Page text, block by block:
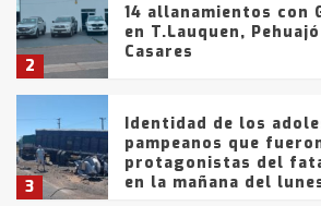
2
14 allanamientos con
en T.Lauquen,
Casares
3
Identidad de los
pampeanos que
protagonistas del
en la mañana del